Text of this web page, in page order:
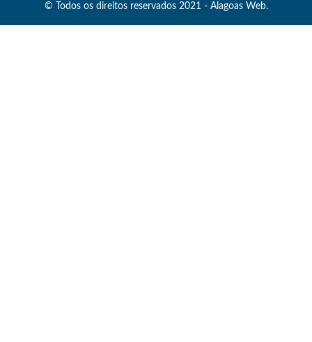
© Todos os direitos reservados 2021 - Alagoas Web.